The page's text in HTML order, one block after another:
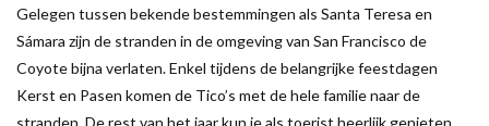
Gelegen tussen bekende bestemmingen als Santa Teresa en
Sámara zijn de stranden in de omgeving van San Francisco de
Coyote bijna verlaten. Enkel tijdens de belangrijke feestdagen
Kerst en Pasen komen de Tico’s met de hele familie naar de